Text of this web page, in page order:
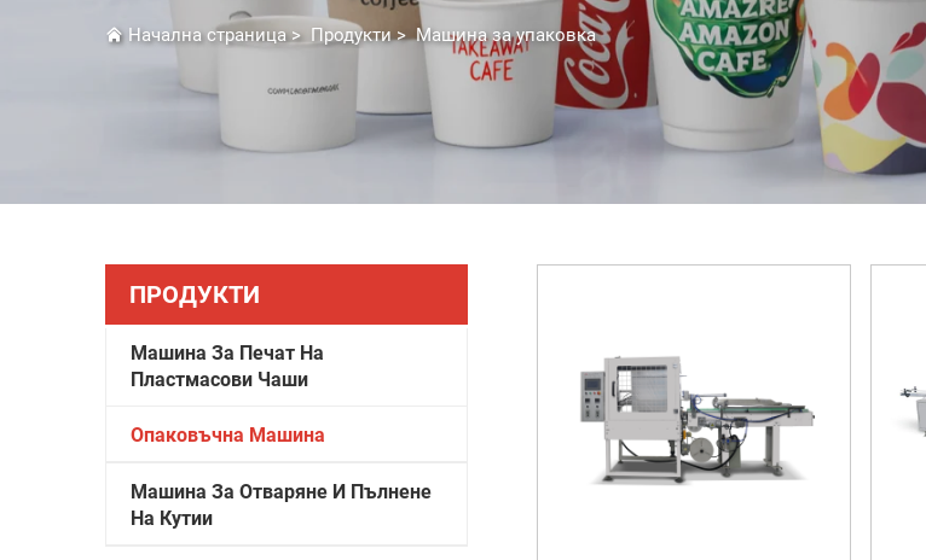
Начална страница> Продукти>Машина за упаковка
ПРОДУКТИ
Машина За Печат На
Пластмасови Чаши
Опаковъчна Машина
Машина За Отваряне И Пълнене
На Кутии